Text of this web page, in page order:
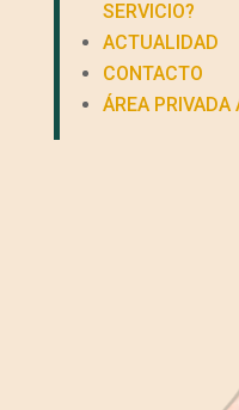
SERVICIO?
ACTUALIDAD
CONTACTO
ÁREA PRIVADA